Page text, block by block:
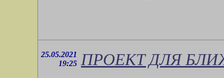
25.05.2021
19:25 ПРОЕКТ ДЛЯ